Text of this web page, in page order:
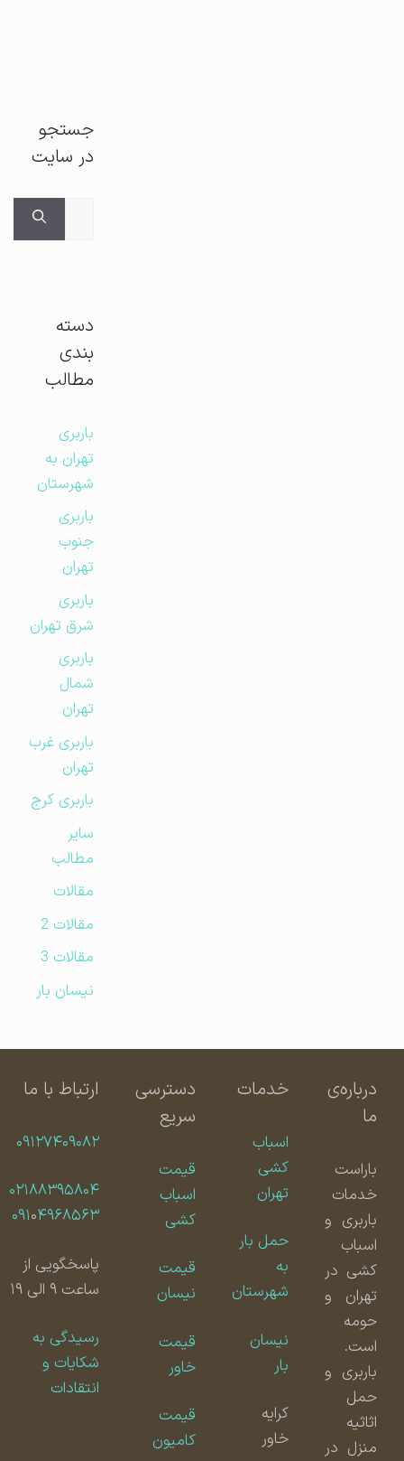
جستجو
در سایت
دسته
بندی
مطالب
باربری
تهران به
شهرستان
باربری
جنوب
تهران
باربری
شرق تهران
باربری
شمال
تهران
باربری غرب
تهران
باربری کرج
مطالب
مقالات
مقالات 2
مقالات 3
نیسان بار
درباره‌ی
باراست
خدمات
باربری و
اسباب
کشی در
تهران و
حومه
است.
باربری و
حمل
اثاثیه
منزل در
خدمات
اسباب
کشی
تهران
حمل بار
شهرستان
نیسان
دسترسی
سریع
قیمت
اسباب
کشی
قیمت
نیسان
قیمت
قیمت
کامیون
ارتباط با ما
۰۹۱۲۷۴۰۹۰۸۲
۰۲۱۸۸۳۹۵۸۰۴
۰۹۱۰۴۹۶۸۵۶۳
پاسخگویی از
ساعت ۹ الی ۱۹
رسیدگی به
شکایات و
انتقادات